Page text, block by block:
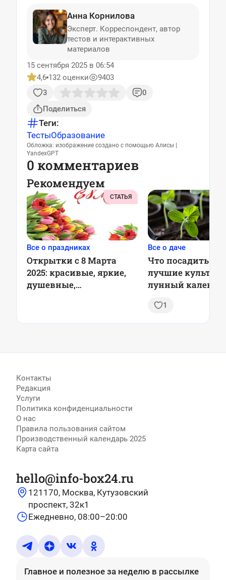
Анна Корнилова
Эксперт. Корреспондент, автор
тестов и интерактивных
материалов
15 сентября 2025 в 06:54
4,6 132 оценки
9403
3
0
Поделиться
Теги:
ТестыОбразование
Обложка: изображение создано с помощью Алисы |
YandexGPT
0 комментариев
Рекомендуем
СТАТЬЯ
Все о праздниках
Открытки с 8 Марта
2025: красивые, яркие,
душевные,
Все о даче
Что посадить в
лучшие
лунный
1
Контакты
Редакция
Услуги
Политика конфиденциальности
О нас
Правила пользования сайтом
Производственный календарь 2025
Карта сайта
hello@info-box24.ru
121170, Москва, Кутузовский
проспект, 32к1
Ежедневно, 08:00–20:00
Главное и полезное за неделю в рассылке